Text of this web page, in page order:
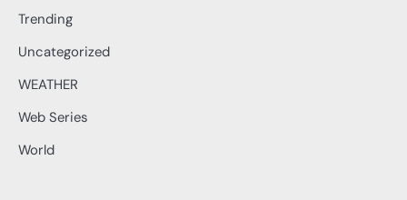
Trending
Uncategorized
WEATHER
Web Series
World